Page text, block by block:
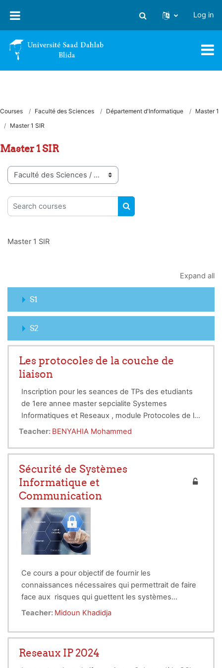
Toggle search input
Log in
Courses Faculté des Sciences Département d'Informatique
Master 1
Master 1 SIR
Master 1 SIR
Course categories
Search courses
SEARCH COURSES
Master 1 SIR
Expand all
S1
S2
Les protocoles de la couche de
liaison
Inscription pour les seances de TPs des etudiants
de 1ere annee master sepcialite Systemes
Informatiques et Reseaux , module Protocoles de la
couche de Liaison ( Data Link Protocols) ..
Teacher: BENYAHIA Mohammed
Sécurité de Systèmes
Informatique et
Communication
Ce cours a pour objectif de fournir les
connaissances nécessaires qui permettrait de faire
face aux risques qui guettent les systèmes
informatique de traitement et de communication,
globalement et de savoir vers qui se retourner pour
connaissances des étudiants dans le domaine de la
Teacher: Midoun Khadidja
Reseaux IP 2024